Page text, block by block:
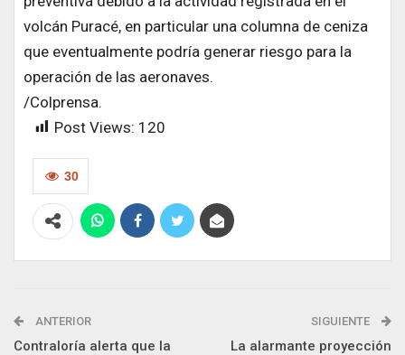
volcán Puracé, en particular una columna de ceniza
que eventualmente podría generar riesgo para la
operación de las aeronaves.
/Colprensa.
Post Views: 120
30
ANTERIOR
Contraloría alerta que la
SIGUIENTE
La alarmante proyección